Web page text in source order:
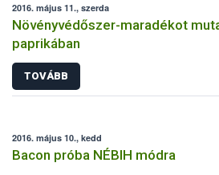
2016. május 11., szerda
Növényvédőszer-maradékot
paprikában
TOVÁBB
2016. május 10., kedd
Bacon próba NÉBIH módra